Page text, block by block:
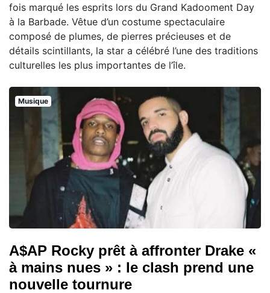
fois marqué les esprits lors du Grand Kadooment Day
à la Barbade. Vêtue d’un costume spectaculaire
composé de plumes, de pierres précieuses et de
détails scintillants, la star a célébré l’une des traditions
culturelles les plus importantes de l’île.
Musique
A$AP Rocky prêt à affronter Drake «
à mains nues » : le clash prend une
nouvelle tournure